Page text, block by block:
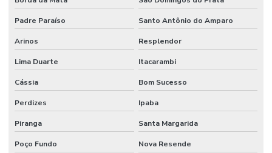
Padre Paraíso Santo Antônio do Amparo
Arinos Resplendor
Lima Duarte Itacarambi
Cássia Bom Sucesso
Perdizes Ipaba
Piranga Santa Margarida
Poço Fundo Nova Resende